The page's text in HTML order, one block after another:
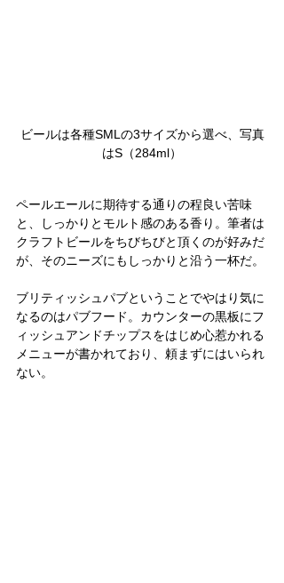
ビールは各種SMLの3サイズから選べ、写真
はS（284ml）
ペールエールに期待する通りの程良い苦味
と、しっかりとモルト感のある香り。筆者は
クラフトビールをちびちびと頂くのが好みだ
が、そのニーズにもしっかりと沿う一杯だ。
ブリティッシュパブということでやはり気に
なるのはパブフード。カウンターの黒板にフ
ィッシュアンドチップスをはじめ心惹かれる
メニューが書かれており、頼まずにはいられ
ない。